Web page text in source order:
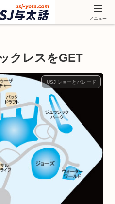
ドーワールド アトラクションなどユニ
収集しています
クレスをGET
USJ ショーとパレード
メニュー